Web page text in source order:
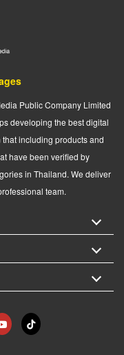
Public Company Limited
developing the best digital
including products and
have been verified by
in Thailand. We deliver
team.